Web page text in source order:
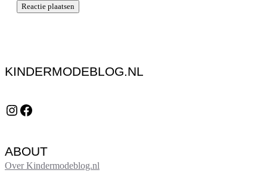
KINDERMODEBLOG.NL
Instagram Facebook
ABOUT
Over Kindermodeblog.nl